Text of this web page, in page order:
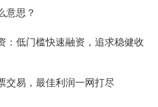
意思？
：低门槛快速融资，追求稳健收
交易，最佳利润一网打尽